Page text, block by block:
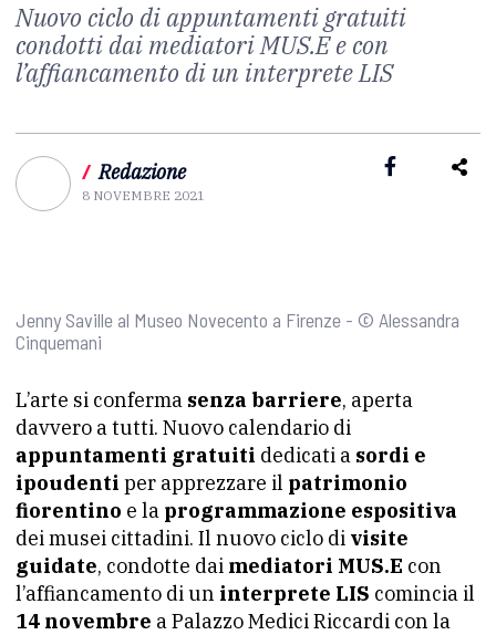
Nuovo ciclo di appuntamenti gratuiti
condotti dai mediatori MUS.E e con
l’affiancamento di un interprete LIS
/ Redazione
8 NOVEMBRE 2021
Jenny Saville al Museo Novecento a Firenze - © Alessandra
Cinquemani
L’arte si conferma senza barriere, aperta
davvero a tutti. Nuovo calendario di
appuntamenti gratuiti dedicati a sordi e
ipoudenti per apprezzare il patrimonio
fiorentino e la programmazione espositiva
dei musei cittadini. Il nuovo ciclo di visite
guidate, condotte dai mediatori MUS.E con
l’affiancamento di un interprete LIS comincia il
14 novembre a Palazzo Medici Riccardi con la